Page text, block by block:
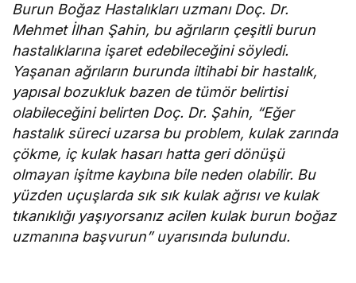
Burun Boğaz Hastalıkları uzmanı Doç. Dr.
Mehmet İlhan Şahin, bu ağrıların çeşitli burun
hastalıklarına işaret edebileceğini söyledi.
Yaşanan ağrıların burunda iltihabi bir hastalık,
yapısal bozukluk bazen de tümör belirtisi
olabileceğini belirten Doç. Dr. Şahin, “Eğer
hastalık süreci uzarsa bu problem, kulak zarında
çökme, iç kulak hasarı hatta geri dönüşü
olmayan işitme kaybına bile neden olabilir. Bu
yüzden uçuşlarda sık sık kulak ağrısı ve kulak
tıkanıklığı yaşıyorsanız acilen kulak burun boğaz
uzmanına başvurun” uyarısında bulundu.